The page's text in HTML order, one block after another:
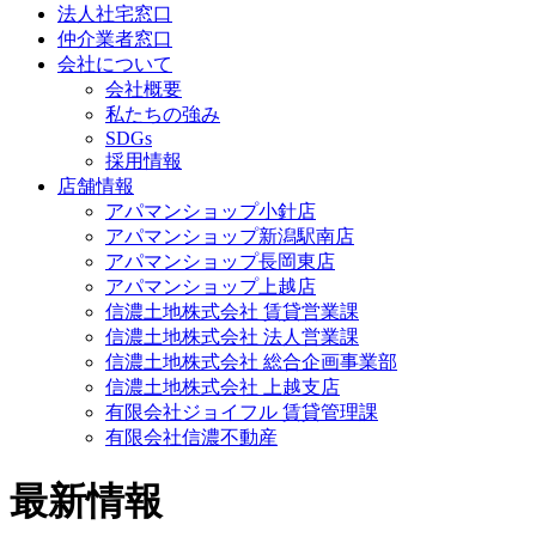
法人社宅窓口
仲介業者窓口
会社について
会社概要
私たちの強み
SDGs
採用情報
店舗情報
アパマンショップ小針店
アパマンショップ新潟駅南店
アパマンショップ長岡東店
アパマンショップ上越店
信濃土地株式会社 賃貸営業課
信濃土地株式会社 法人営業課
信濃土地株式会社 総合企画事業部
信濃土地株式会社 上越支店
有限会社ジョイフル 賃貸管理課
有限会社信濃不動産
最新情報